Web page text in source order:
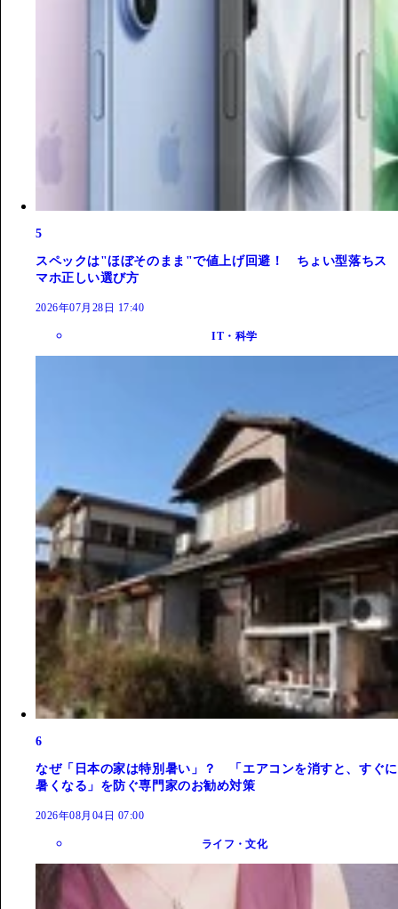
5
スペックは"ほぼそのまま"で値上げ回避！ ちょい型落ちス
マホ正しい選び方
2026年07月28日 17:40
IT・科学
6
なぜ「日本の家は特別暑い」？ 「エアコンを消すと、すぐに
暑くなる」を防ぐ専門家のお勧め対策
2026年08月04日 07:00
ライフ・文化